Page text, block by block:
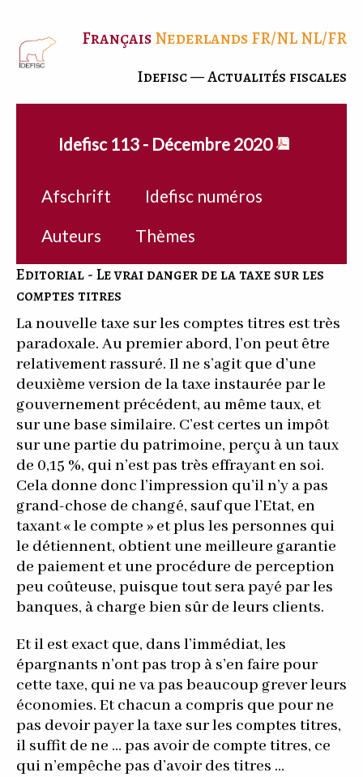
FrançaisNederlandsFR/NLNL/FR
Idefisc — Actualités fiscales
Idefisc 113 - Décembre 2020
Afschrift
Idefisc numéros
Auteurs
Thèmes
Editorial - Le vrai danger de la taxe sur les
comptes titres
La nouvelle taxe sur les comptes titres est très
paradoxale. Au premier abord, l’on peut être
relativement rassuré. Il ne s’agit que d’une
deuxième version de la taxe instaurée par le
gouvernement précédent, au même taux, et
sur une base similaire. C’est certes un impôt
sur une partie du patrimoine, perçu à un taux
de 0,15 %, qui n’est pas très effrayant en soi.
Cela donne donc l’impression qu’il n’y a pas
grand-chose de changé, sauf que l’Etat, en
taxant « le compte » et plus les personnes qui
le détiennent, obtient une meilleure garantie
de paiement et une procédure de perception
peu coûteuse, puisque tout sera payé par les
banques, à charge bien sûr de leurs clients.
Et il est exact que, dans l’immédiat, les
épargnants n’ont pas trop à s’en faire pour
cette taxe, qui ne va pas beaucoup grever leurs
économies. Et chacun a compris que pour ne
pas devoir payer la taxe sur les comptes titres,
il suffit de ne … pas avoir de compte titres, ce
qui n’empêche pas d’avoir des titres …